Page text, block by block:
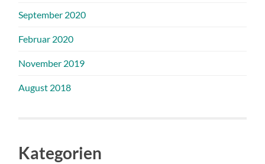
September 2020
Februar 2020
November 2019
August 2018
Kategorien